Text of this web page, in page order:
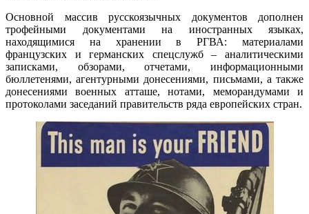
Основной массив русскоязычных документов дополнен
трофейными документами на иностранных языках,
находящимися на хранении в РГВА: материалами
французских и германских спецслужб – аналитическими
записками, обзорами, отчетами, информационными
бюллетенями, агентурными донесениями, письмами, а также
донесениями военных атташе, нотами, меморандумами и
протоколами заседаний правительств ряда европейских стран.